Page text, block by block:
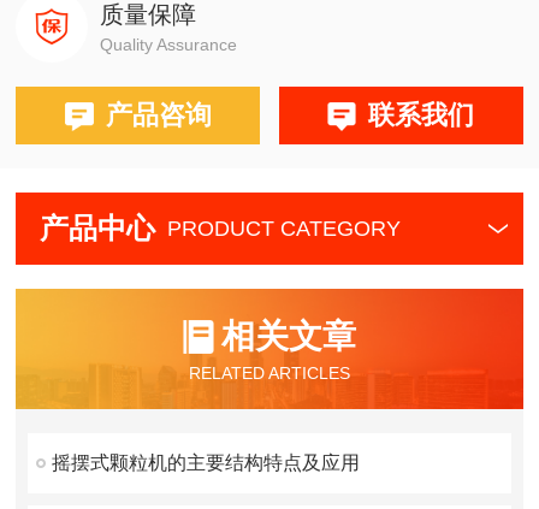
质量保障
Quality Assurance
产品咨询 联系我们
产品中心 PRODUCT CATEGORY
相关文章
RELATED ARTICLES
摇摆式颗粒机的主要结构特点及应用